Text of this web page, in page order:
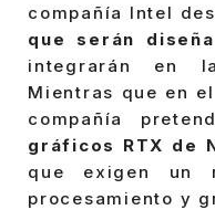
compañía Intel
que serán
integrarán en
Mientras que en
compañía
gráficos RTX de
que exigen un
procesamiento y